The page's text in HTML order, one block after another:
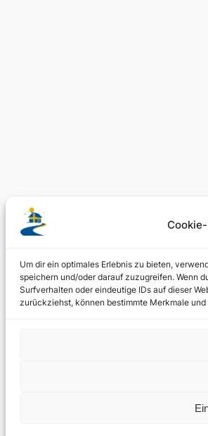
Um dir ein optimales Erlebnis zu bieten,
speichern und/oder darauf zuzugreifen. Wenn
Surfverhalten oder eindeutige IDs auf dieser
zurückziehst, können bestimmte Merkmale